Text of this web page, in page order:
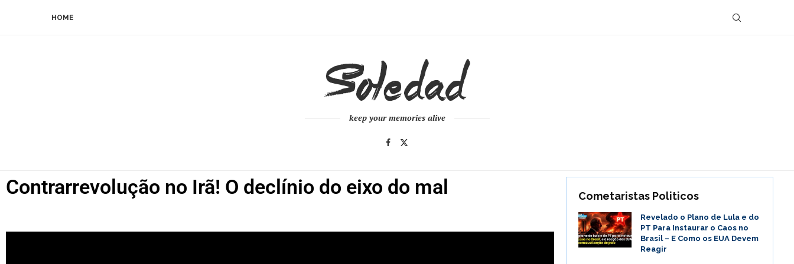
HOME
keep your memories alive
Contrarrevolução no Irã! O declínio do eixo do mal Cometaristas Politicos
Revelado o Plano de Lula e do
PT Para Instaurar o Caos no
Brasil – E Como os EUA Devem
Reagir